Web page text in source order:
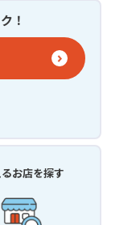
！
お店を探す